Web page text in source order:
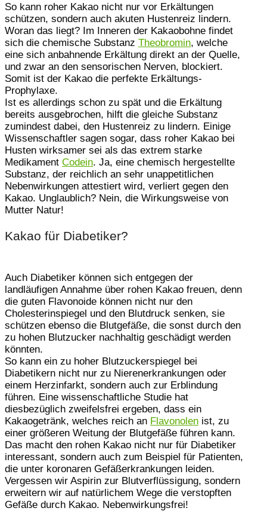
So kann roher Kakao nicht nur vor Erkältungen
schützen, sondern auch akuten Hustenreiz lindern.
Woran das liegt? Im Inneren der Kakaobohne findet
sich die chemische Substanz Theobromin, welche
eine sich anbahnende Erkältung direkt an der Quelle,
und zwar an den sensorischen Nerven, blockiert.
Somit ist der Kakao die perfekte Erkältungs-
Prophylaxe.
Ist es allerdings schon zu spät und die Erkältung
bereits ausgebrochen, hilft die gleiche Substanz
zumindest dabei, den Hustenreiz zu lindern. Einige
Wissenschaftler sagen sogar, dass roher Kakao bei
Husten wirksamer sei als das extrem starke
Medikament Codein. Ja, eine chemisch hergestellte
Substanz, der reichlich an sehr unappetitlichen
Nebenwirkungen attestiert wird, verliert gegen den
Kakao. Unglaublich? Nein, die Wirkungsweise von
Mutter Natur!
Kakao für Diabetiker?
Auch Diabetiker können sich entgegen der
landläufigen Annahme über rohen Kakao freuen, denn
die guten Flavonoide können nicht nur den
Cholesterinspiegel und den Blutdruck senken, sie
schützen ebenso die Blutgefäße, die sonst durch den
zu hohen Blutzucker nachhaltig geschädigt werden
könnten.
So kann ein zu hoher Blutzuckerspiegel bei
Diabetikern nicht nur zu Nierenerkrankungen oder
einem Herzinfarkt, sondern auch zur Erblindung
führen. Eine wissenschaftliche Studie hat
diesbezüglich zweifelsfrei ergeben, dass ein
Kakaogetränk, welches reich an Flavonolen ist, zu
einer größeren Weitung der Blutgefäße führen kann.
Das macht den rohen Kakao nicht nur für Diabetiker
interessant, sondern auch zum Beispiel für Patienten,
die unter koronaren Gefäßerkrankungen leiden.
Vergessen wir Aspirin zur Blutverflüssigung, sondern
erweitern wir auf natürlichem Wege die verstopften
Gefäße durch Kakao. Nebenwirkungsfrei!